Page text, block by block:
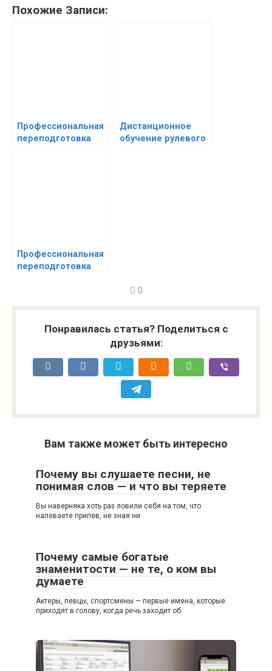
Похожие Записи:
Профессиональная
переподготовка
Дистанционное
обучение рулевого
Профессиональная
переподготовка
0
Понравилась статья? Поделиться с
друзьями:
Вам также может быть интересно
Почему вы слушаете песни, не
понимая слов — и что вы теряете
Вы наверняка хоть раз ловили себя на том, что
напеваете припев, не зная ни
Почему самые богатые
знаменитости — не те, о ком вы
думаете
Актеры, певцы, спортсмены — первые имена, которые
приходят в голову, когда речь заходит об